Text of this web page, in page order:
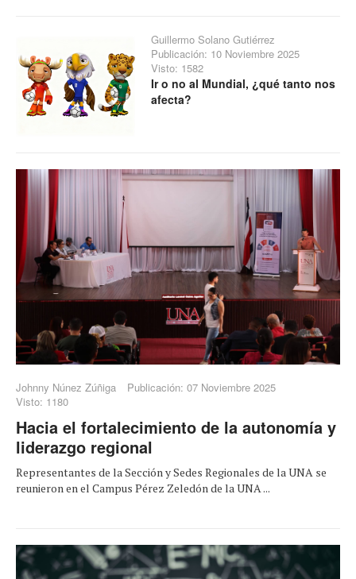
Guillermo Solano Gutiérrez
Publicación: 10 Noviembre 2025
Visto: 1582
Ir o no al Mundial, ¿qué tanto nos
afecta?
Johnny Núnez Zúñiga
Publicación: 07 Noviembre 2025
Visto: 1180
Hacia el fortalecimiento de la autonomía y
liderazgo regional
Representantes de la Sección y Sedes Regionales de la UNA se
reunieron en el Campus Pérez Zeledón de la UNA ...